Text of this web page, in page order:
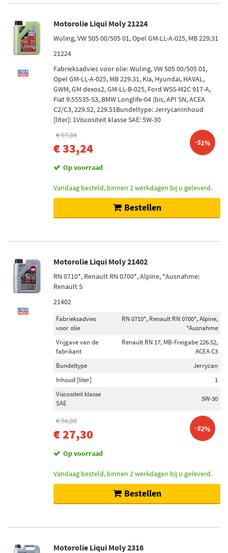
Motorolie Liqui Moly 21224
Wuling, VW 505 00/505 01, Opel GM-LL-A-025, MB 229.31
21224
Fabrieksadvies voor olie: Wuling, VW 505 00/505 01,
Opel GM-LL-A-025, MB 229.31, Kia, Hyundai, HAVAL,
GWM, GM dexos2, GM-LL-B-025, Ford WSS-M2C 917-A,
Fiat 9.55535-S3, BMW Longlife-04 (bis, API SN, ACEA
C2/C3, 229.52, 229.51Bundeltype: JerrycanInhoud
[liter]: 1Viscositeit klasse SAE: 5W-30
€ 67,84
€ 33,24 -51%
Op voorraad
Vandaag besteld, binnen 2 werkdagen bij u geleverd.
Bestellen
Motorolie Liqui Moly 21402
RN 0710*, Renault RN 0700*, Alpine, *Ausnahme:
Renault S
21402
Fabrieksadvies
voor olie
RN 0710*, Renault RN 0700*, Alpine,
*Ausnahme
Vrijgave van de
fabrikant
Renault RN 17, MB-Freigabe 226.52,
ACEA C3
Bundeltype
Jerrycan
Inhoud [liter]
1
Viscositeit klasse
SAE
5W-30
€ 56,88
€ 27,30 -52%
Op voorraad
Vandaag besteld, binnen 2 werkdagen bij u geleverd.
Bestellen
Motorolie Liqui Moly 2316